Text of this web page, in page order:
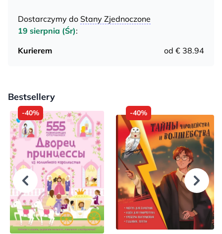
Dostarczymy do Stany Zjednoczone
19 sierpnia (Śr):
Kurierem
od € 38.94
Bestsellery
-40% -40%